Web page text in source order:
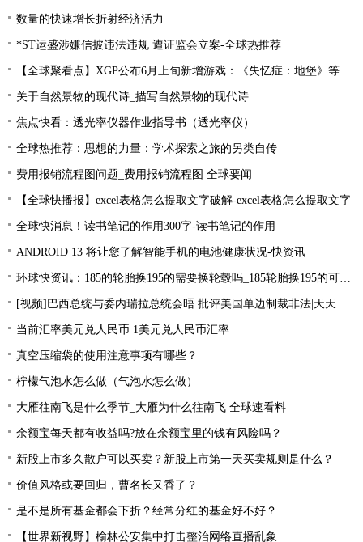
数量的快速增长折射经济活力
*ST运盛涉嫌信披违法违规 遭证监会立案-全球热推荐
【全球聚看点】XGP公布6月上旬新增游戏：《失忆症：地堡》等
关于自然景物的现代诗_描写自然景物的现代诗
焦点快看：透光率仪器作业指导书（透光率仪）
全球热推荐：思想的力量：学术探索之旅的另类自传
费用报销流程图问题_费用报销流程图 全球要闻
【全球快播报】excel表格怎么提取文字破解-excel表格怎么提取文字
全球快消息！读书笔记的作用300字-读书笔记的作用
ANDROID 13 将让您了解智能手机的电池健康状况-快资讯
环球快资讯：185的轮胎换195的需要换轮毂吗_185轮胎换195的可以吗？
[视频]巴西总统与委内瑞拉总统会晤 批评美国单边制裁非法|天天简讯
当前汇率美元兑人民币 1美元兑人民币汇率
真空压缩袋的使用注意事项有哪些？
柠檬气泡水怎么做（气泡水怎么做）
大雁往南飞是什么季节_大雁为什么往南飞 全球速看料
余额宝每天都有收益吗?放在余额宝里的钱有风险吗？
新股上市多久散户可以买卖？新股上市第一天买卖规则是什么？
价值风格或要回归，曹名长又香了？
是不是所有基金都会下折？经常分红的基金好不好？
【世界新视野】榆林公安集中打击整治网络直播乱象